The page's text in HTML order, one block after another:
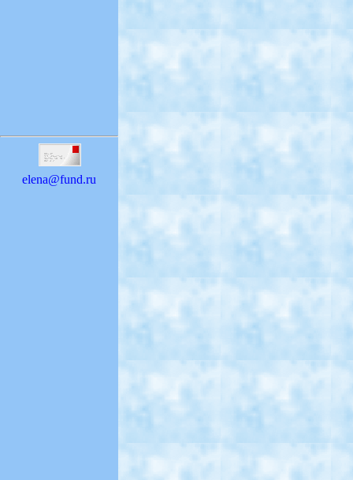
elena@fund.ru